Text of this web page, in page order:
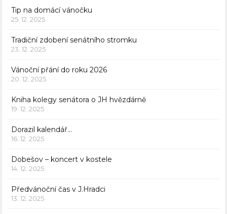
Tip na domácí vánočku
25. 12. 2025
Tradiční zdobení senátního stromku
23. 12. 2025
Vánoční přání do roku 2026
20. 12. 2025
Kniha kolegy senátora o JH hvězdárně
19. 12. 2025
Dorazil kalendář…
16. 12. 2025
Dobešov – koncert v kostele
14. 12. 2025
Předvánoční čas v J.Hradci
13. 12. 2025